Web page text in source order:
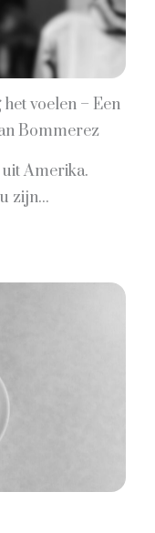
voelen – Een
Bommerez
Amerika.
zijn...